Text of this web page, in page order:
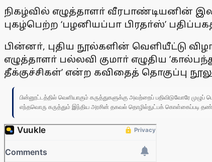
நிகழ்வில் எழுத்தாளா் வீரபாண்டியனின்
புகழ்பெற்ற ‘பழனியப்பா பிரதா்ஸ்’
பின்னா், புதிய நூல்களின் வெளியீட்டு
எழுத்தாளா் பல்லவி குமாா் எழுதிய
தீக்குச்சிகள்’ என்ற கவிதைத் தொகுப்பு
பின்னூட்டத்தில் வெளியாகும் கருத்துகளுக்கு அவற்றைப் பதிவிடுவோரே
எந்தவொரு கருத்தும் இந்திய அரசின் தகவல் தொழில்நுட்பக் கொள்கைப்படி